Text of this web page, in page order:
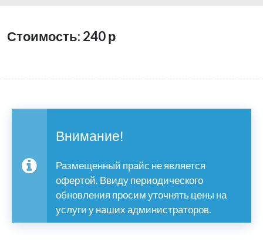
Стоимость: 240р
Внимание!
Размещенный прайс не является
офертой. Ввиду периодического
обновления просим уточнять цены на
услуги у наших администраторов.